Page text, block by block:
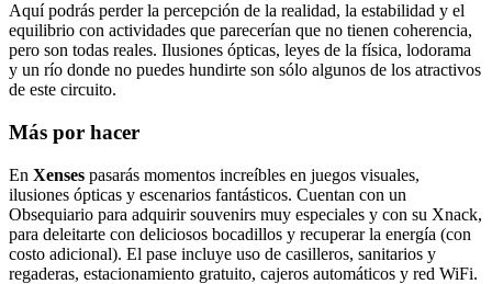
Aquí podrás perder la percepción de la realidad, la estabilidad y el
equilibrio con actividades que parecerían que no tienen coherencia,
pero son todas reales. Ilusiones ópticas, leyes de la física, lodorama
y un río donde no puedes hundirte son sólo algunos de los atractivos
de este circuito.
Más por hacer
En Xenses pasarás momentos increíbles en juegos visuales,
ilusiones ópticas y escenarios fantásticos. Cuentan con un
Obsequiario para adquirir souvenirs muy especiales y con su Xnack,
para deleitarte con deliciosos bocadillos y recuperar la energía (con
costo adicional). El pase incluye uso de casilleros, sanitarios y
regaderas, estacionamiento gratuito, cajeros automáticos y red WiFi.